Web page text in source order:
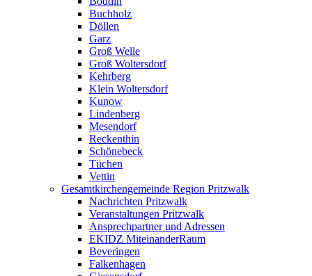
Buchholz
Döllen
Garz
Groß Welle
Groß Woltersdorf
Kehrberg
Klein Woltersdorf
Kunow
Lindenberg
Mesendorf
Reckenthin
Schönebeck
Tüchen
Vettin
Gesamtkirchengemeinde Region Pritzwalk
Nachrichten Pritzwalk
Veranstaltungen Pritzwalk
Ansprechpartner und Adressen
EKIDZ MiteinanderRaum
Beveringen
Falkenhagen